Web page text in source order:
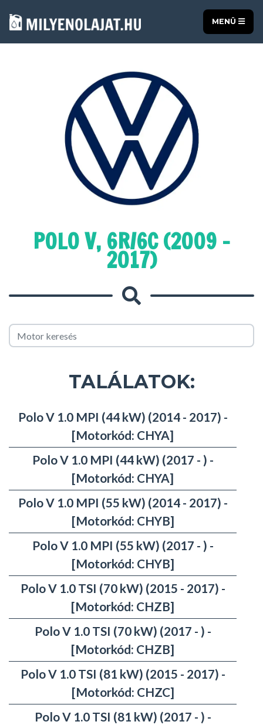
MENÜ
POLO V, 6R/6C (2009 -
2017)
TALÁLATOK:
Polo V 1.0 MPI (44 kW) (2014 - 2017) -
[Motorkód: CHYA]
Polo V 1.0 MPI (44 kW) (2017 - ) -
[Motorkód: CHYA]
Polo V 1.0 MPI (55 kW) (2014 - 2017) -
[Motorkód: CHYB]
Polo V 1.0 MPI (55 kW) (2017 - ) -
[Motorkód: CHYB]
Polo V 1.0 TSI (70 kW) (2015 - 2017) -
[Motorkód: CHZB]
Polo V 1.0 TSI (70 kW) (2017 - ) -
[Motorkód: CHZB]
Polo V 1.0 TSI (81 kW) (2015 - 2017) -
[Motorkód: CHZC]
Polo V 1.0 TSI (81 kW) (2017 - ) -